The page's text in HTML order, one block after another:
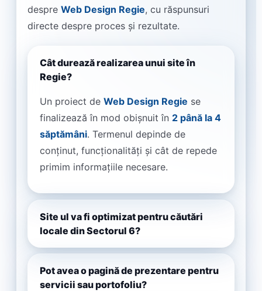
despre Web Design Regie, cu răspunsuri
directe despre proces și rezultate.
Cât durează realizarea unui site în
Regie?
Un proiect de Web Design Regie se
finalizează în mod obișnuit în 2 până la 4
săptămâni. Termenul depinde de
conținut, funcționalități și cât de repede
primim informațiile necesare.
Site ul va fi optimizat pentru căutări
locale din Sectorul 6?
Pot avea o pagină de prezentare pentru
servicii sau portofoliu?